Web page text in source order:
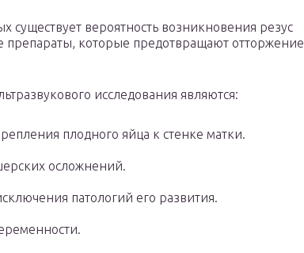
существует вероятность возникновения резус
препараты, которые предотвращают отторжение
исследования являются:
плодного яйца к стенке матки.
осложнений.
патологий его развития.